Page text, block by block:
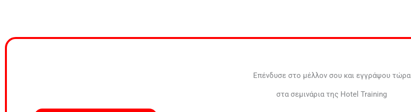
Επένδυσε στο μέλλον σου και εγγράψου τώρα
στα σεμινάρια της Hotel Training